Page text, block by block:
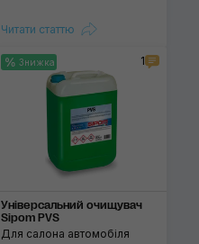
Читати статтю
Знижка 1
Універсальний очищувач
Sipom PVS
Для салона автомобіля